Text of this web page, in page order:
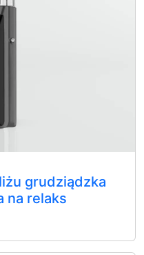
grudziądzka
na relaks